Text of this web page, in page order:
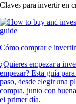
Claves para invertir en
Cómo comprar e
¿Quieres empezar a
empezar? Esta guía
paso, desde elegir una
compra, junto con
el primer día.